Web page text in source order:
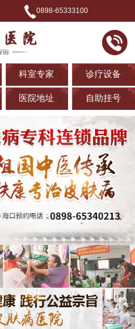
0898-65333100
科室专家 诊疗设备
医院地址 自助挂号